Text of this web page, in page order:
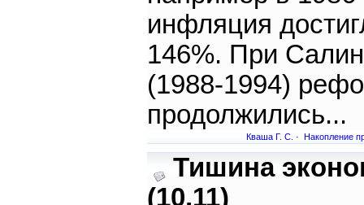
инфляция
146%. При
(1988-1994)
продолжились...
Кваша Г. С. · Накопление
Тишина
(10,11)